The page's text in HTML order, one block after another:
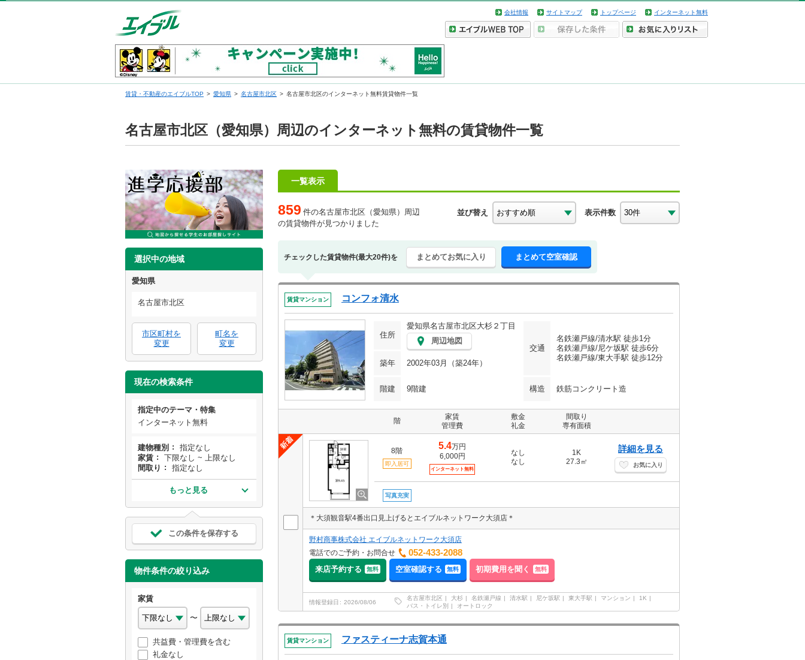
会社情報 サイトマップ トップページ インターネット無料
賃貸・不動産のエイブルTOP 愛知県 名古屋市北区 名古屋市北区のインターネット無料賃貸物件一覧
名古屋市北区（愛知県）周辺のインターネット無料の賃貸物件一覧
選択中の地域
愛知県
名古屋市北区
市区町村を
変更
町名を
変更
現在の検索条件
指定中のテーマ・特集
インターネット無料
建物種別
指定なし
家賃
下限なし ~ 上限なし
間取り
指定なし
もっと見る
この条件を保存する
物件条件の絞り込み
家賃
〜
共益費・管理費を含む
礼金なし
一覧表示
859 件の名古屋市北区（愛知県）周辺
の賃貸物件が見つかりました
並び替え 表示件数
チェックした賃貸物件(最大20件)を まとめてお気に入り まとめて空室確認
賃貸マンション コンフォ清水
住所
愛知県名古屋市北区大杉２丁目
周辺地図
交通
名鉄瀬戸線/清水駅 徒歩1分
名鉄瀬戸線/尼ケ坂駅 徒歩6分
名鉄瀬戸線/東大手駅 徒歩12分
築年 2002年03月（築24年）
階建 9階建 構造 鉄筋コンクリート造
階
家賃
管理費
敷金
礼金
間取り
専有面積
8階
即入居可
5.4万円
6,000円
インターネット無料
なし
なし
1K
27.3㎡
詳細を見る
お気に入り
写真充実
＊大須観音駅4番出口見上げるとエイブルネットワーク大須店＊
野村商事株式会社 エイブルネットワーク大須店
電話でのご予約・お問合せ
052-433-2088
来店予約する 無料 空室確認する 無料 初期費用を聞く 無料
情報登録日 2026/08/06
名古屋市北区 大杉 名鉄瀬戸線 清水駅 尼ケ坂駅 東大手駅 マンション
1K
バス・トイレ別
オートロック
賃貸マンション ファスティーナ志賀本通